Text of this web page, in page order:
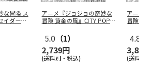
な冒険 ス
イダー
アニメ『ジョジョの奇妙な
冒険 黄金の風』CITY POP
5.0 （1）
2,739円
(送料別・税込)
アニメ『ジ
冒険 黄金の
4.8
3,839円
(送料別・税